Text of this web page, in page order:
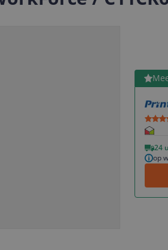
24
op
Bekijk